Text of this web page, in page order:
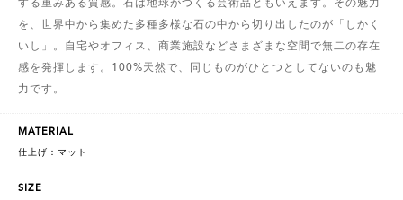
する重みある質感。石は地球がつくる芸術品ともいえます。その魅力
を、世界中から集めた多種多様な石の中から切り出したのが「しかく
いし」。自宅やオフィス、商業施設などさまざまな空間で無二の存在
感を発揮します。100%天然で、同じものがひとつとしてないのも魅
力です。
MATERIAL
仕上げ：マット
SIZE